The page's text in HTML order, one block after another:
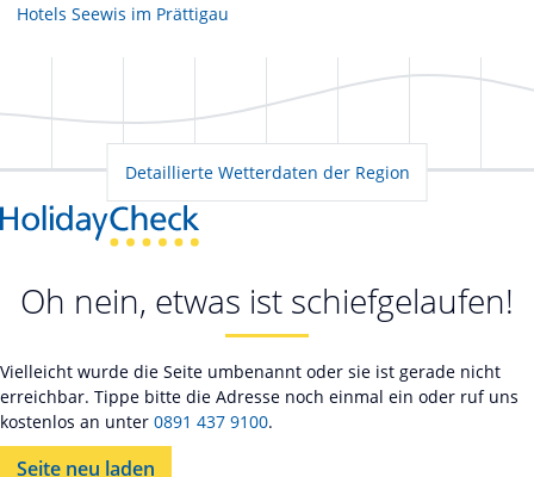
Hotels Seewis im Prättigau
Detaillierte Wetterdaten der Region
Oh nein, etwas ist schiefgelaufen!
Vielleicht wurde die Seite umbenannt oder sie ist gerade nicht
erreichbar. Tippe bitte die Adresse noch einmal ein oder ruf uns
kostenlos an unter 0891 437 9100.
Seite neu laden